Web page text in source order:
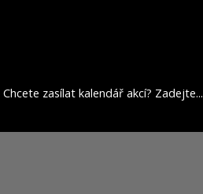
zasílat kalendář akcí? Zadejte...